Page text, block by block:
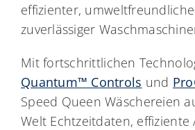
effizienter,
zuverlässiger
Mit fortschrittlichen
Quantum™ Controls und
Speed Queen Wäschereien
Welt Echtzeitdaten,